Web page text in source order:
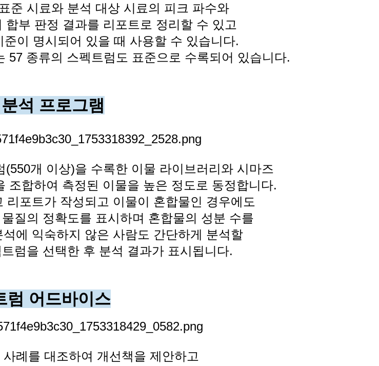
준 시료와 분석 대상 시료의 피크 파수와
합부 판정 결과를 리포트로 정리할 수 있고
이 명시되어 있을 때 사용할 수 있습니다.
57 종류의 스펙트럼도 표준으로 수록되어 있습니다.
석 프로그램
개 이상)을 수록한 이물 라이브러리와 시마즈
합하여 측정된 이물을 높은 정도로 동정합니다.
포트가 작성되고 이물이 혼합물인 경우에도
질의 정확도를 표시하며 혼합물의 성분 수를
에 익숙하지 않은 사람도 간단하게 분석할
럼을 선택한 후 분석 결과가 표시됩니다.
럼 어드바이스
례를 대조하여 개선책을 제안하고